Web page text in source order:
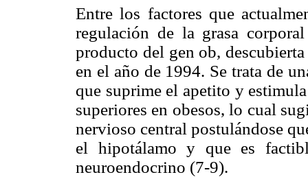
Entre los factores que
regulación de la grasa
producto del gen ob,
en el año de 1994. Se trata de
que suprime el apetito y
superiores en obesos, lo cual
nervioso central postulándose
el hipotálamo y que es
neuroendocrino (7-9).